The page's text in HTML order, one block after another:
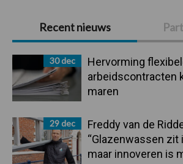
Primaire
Sidebar
Recent nieuws
30 dec
Hervorming
arbeidscontracten
maren
29 dec
Freddy van de
“Glazenwassen zit
maar innoveren is